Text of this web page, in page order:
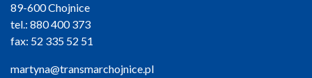
89-600 Chojnice
tel.: 880 400 373
fax: 52 335 52 51
martyna@transmarchojnice.pl